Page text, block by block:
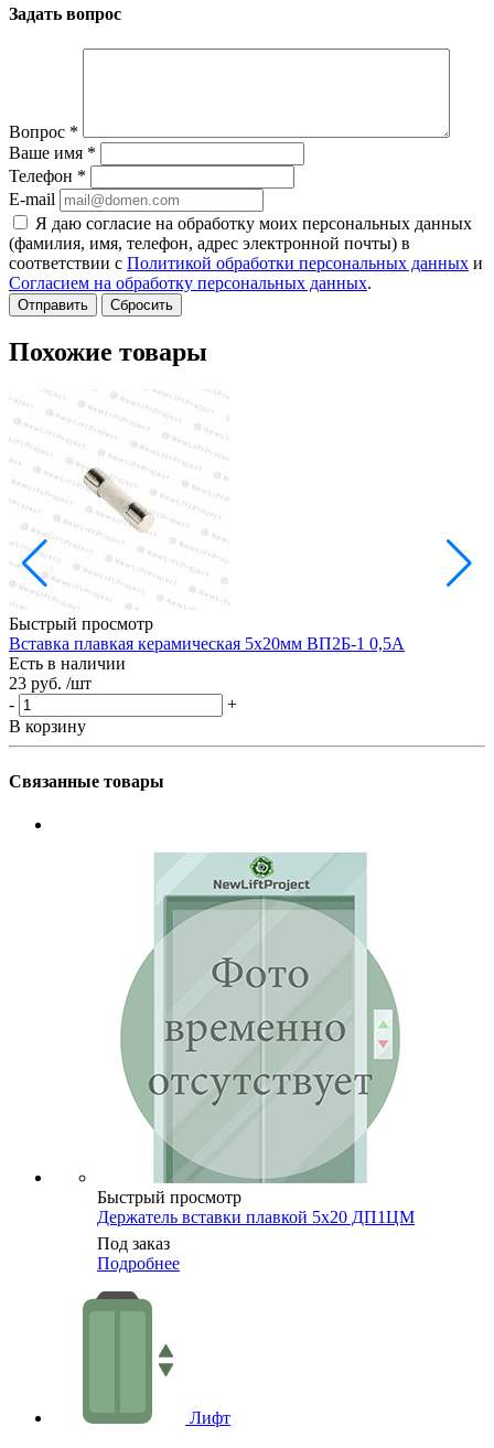
Задать вопрос
Вопрос *
Ваше имя *
Телефон *
E-mail
Я даю согласие на обработку моих персональных данных
(фамилия, имя, телефон, адрес электронной почты) в
соответствии с Политикой обработки персональных данных и
Согласием на обработку персональных данных.
Сбросить
Похожие товары
Быстрый просмотр
Вставка плавкая керамическая 5х20мм ВП2Б-1 0,5А
Есть в наличии
23 руб. /шт
-
+
В корзину
Связанные товары
Быстрый просмотр
Держатель вставки плавкой 5х20 ДП1ЦМ
Под заказ
Подробнее
Лифт